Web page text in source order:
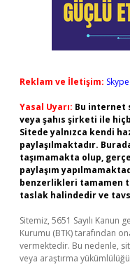
Reklam ve İletişim:
Yasal Uyarı: Bu internet
veya şahıs şirketi ile
Sitede yalnızca kendi
paylaşılmaktadır.
taşımamakta olup,
paylaşım
benzerlikleri tamamen
taslak halindedir ve
Sitemiz, 5651 Sayılı
Kurumu (BTK) tarafından
vermektedir. Bu nedenle,
veya araştırma